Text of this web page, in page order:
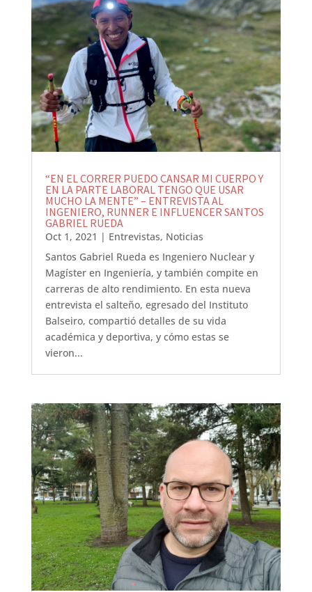
“EN EL CORRER PUEDO CANSAR MI CUERPO Y
EN LA PARTE LABORAL TENGO QUE USAR
MUCHO LA MENTE” – ENTREVISTA AL
INGENIERO, RUNNER E INFLUENCER SANTOS
GABRIEL RUEDA
Oct 1, 2021 | Entrevistas, Noticias
Santos Gabriel Rueda es Ingeniero Nuclear y
Magíster en Ingeniería, y también compite en
carreras de alto rendimiento. En esta nueva
entrevista el salteño, egresado del Instituto
Balseiro, compartió detalles de su vida
académica y deportiva, y cómo estas se
vieron...